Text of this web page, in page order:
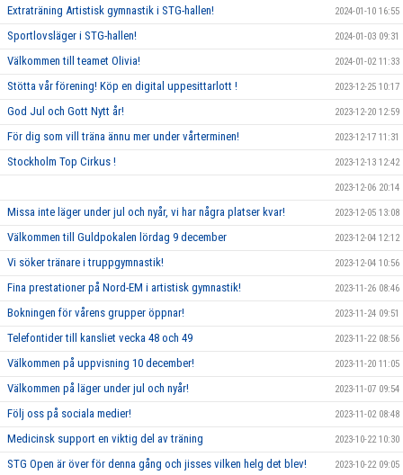
Extraträning Artistisk gymnastik i STG-hallen! 2024-01-10 16:55
Sportlovsläger i STG-hallen! 2024-01-03 09:31
Välkommen till teamet Olivia! 2024-01-02 11:33
Stötta vår förening! Köp en digital uppesittarlott ! 2023-12-25 10:17
God Jul och Gott Nytt år! 2023-12-20 12:59
För dig som vill träna ännu mer under vårterminen! 2023-12-17 11:31
Stockholm Top Cirkus ! 2023-12-13 12:42
2023-12-06 20:14
Missa inte läger under jul och nyår, vi har några platser kvar! 2023-12-05 13:08
Välkommen till Guldpokalen lördag 9 december 2023-12-04 12:12
Vi söker tränare i truppgymnastik! 2023-12-04 10:56
Fina prestationer på Nord-EM i artistisk gymnastik! 2023-11-26 08:46
Bokningen för vårens grupper öppnar! 2023-11-24 09:51
Telefontider till kansliet vecka 48 och 49 2023-11-22 08:56
Välkommen på uppvisning 10 december! 2023-11-20 11:05
Välkommen på läger under jul och nyår! 2023-11-07 09:54
Följ oss på sociala medier! 2023-11-02 08:48
Medicinsk support en viktig del av träning 2023-10-22 10:30
STG Open är över för denna gång och jisses vilken helg det blev! 2023-10-22 09:05